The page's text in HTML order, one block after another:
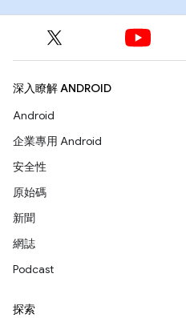
深入瞭解 ANDROID
Android
企業專用 Android
安全性
原始碼
新聞
網誌
Podcast
探索